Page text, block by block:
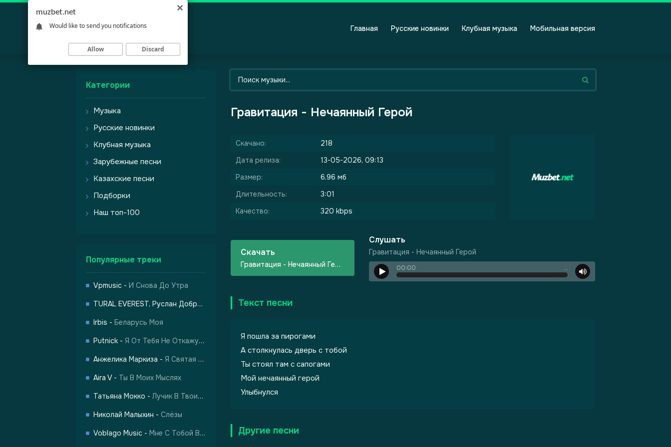
Главная Русские новинки Клубная музыка Мобильная версия
Категории
Музыка
Русские новинки
Клубная музыка
Зарубежные песни
Казахские песни
Подборки
Наш топ-100
Популярные треки
Vpmusic - И Снова До Утра
TURAL EVEREST, Руслан Добрый Харизма
Irbis - Беларусь Моя
Putnick - Я От Тебя Не Откажусь
Анжелика Маркиза - Я Святая Женщина
Aira V- Ты В Моих Мыслях
Татьяна Мокко - Лучик В Твоих Глазах
Николай Малыхин - Слёзы
Voblago Music - Мне С Тобой Все По Барабану
Гравитация - Нечаянный Герой
Скачано:
218
Дата релиза:
13-05-2026, 09:13
Размер:
6.96 мб
Длительность:
3:01
Качество:
320 kbps
Скачать
Гравитация - Нечаянный Герой
Слушать
Гравитация - Нечаянный Герой
00:00 …
Текст песни
Я пошла за пирогами
А столкнулась дверь с тобой
Ты стоял там с сапогами
Мой нечаянный герой
Улыбнулся
Другие песни
muzbet.net
Would like to send you notifications
Allow Discard